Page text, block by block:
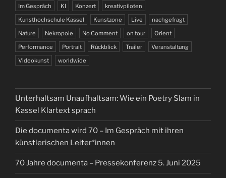
Im Gespräch
KI Konzert
kreativpiloten
Kunsthochschule Kassel
Kunstzone Live
nachgefragt
Nature
Nekropole No Comment on tour
Orient
Performance
Portrait Rückblick Trailer
Veranstaltung
Videokunst
worldwide
Unterhaltsam Unaufhaltsam: Wie ein Poetry Slam in
Kassel Klartext sprach
Die documenta wird 70 – Im Gespräch mit ihren
künstlerischen Leiter*innen
70 Jahre documenta – Pressekonferenz 5. Juni 2025